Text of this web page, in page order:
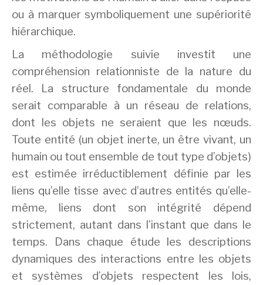
ou à marquer symboliquement une supériorité
hiérarchique.
La méthodologie suivie investit une
compréhension relationniste de la nature du
réel. La structure fondamentale du monde
serait comparable à un réseau de relations,
dont les objets ne seraient que les nœuds.
Toute entité (un objet inerte, un être vivant, un
humain ou tout ensemble de tout type d’objets)
est estimée irréductiblement définie par les
liens qu’elle tisse avec d’autres entités qu’elle-
même, liens dont son intégrité dépend
strictement, autant dans l’instant que dans le
temps. Dans chaque étude les descriptions
dynamiques des interactions entre les objets
et systèmes d’objets respectent les lois,